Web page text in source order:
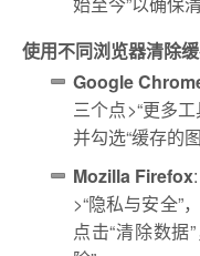
使用不同浏览器清除
Google
三个点>“更多
并勾选“缓存的
Mozilla Firefox
>“隐私与安全”
点击“清除数据